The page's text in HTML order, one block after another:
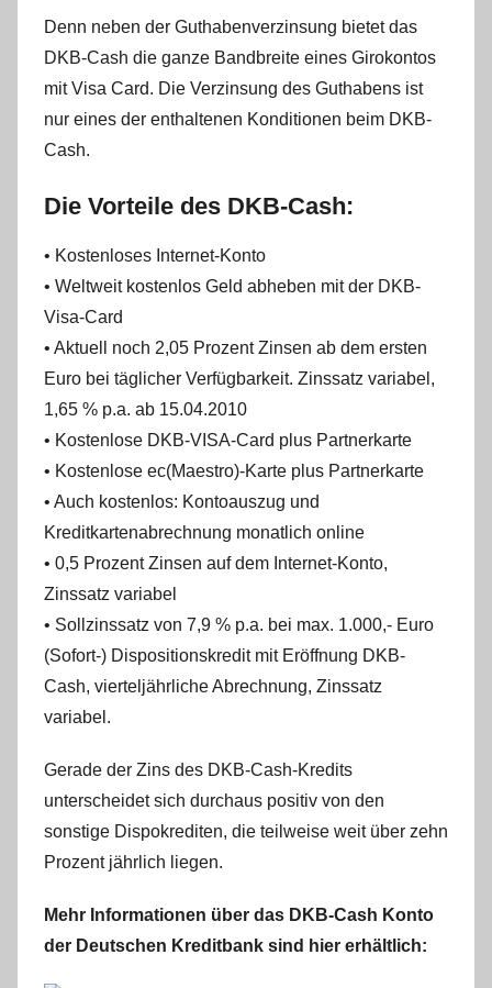
Denn neben der Guthabenverzinsung bietet das
DKB-Cash die ganze Bandbreite eines Girokontos
mit Visa Card. Die Verzinsung des Guthabens ist
nur eines der enthaltenen Konditionen beim DKB-
Cash.
Die Vorteile des DKB-Cash:
• Kostenloses Internet-Konto
• Weltweit kostenlos Geld abheben mit der DKB-
Visa-Card
• Aktuell noch 2,05 Prozent Zinsen ab dem ersten
Euro bei täglicher Verfügbarkeit. Zinssatz variabel,
1,65 % p.a. ab 15.04.2010
• Kostenlose DKB-VISA-Card plus Partnerkarte
• Kostenlose ec(Maestro)-Karte plus Partnerkarte
• Auch kostenlos: Kontoauszug und
Kreditkartenabrechnung monatlich online
• 0,5 Prozent Zinsen auf dem Internet-Konto,
Zinssatz variabel
• Sollzinssatz von 7,9 % p.a. bei max. 1.000,- Euro
(Sofort-) Dispositionskredit mit Eröffnung DKB-
Cash, vierteljährliche Abrechnung, Zinssatz
variabel.
Gerade der Zins des DKB-Cash-Kredits
unterscheidet sich durchaus positiv von den
sonstige Dispokrediten, die teilweise weit über zehn
Prozent jährlich liegen.
Mehr Informationen über das DKB-Cash Konto
der Deutschen Kreditbank sind hier erhältlich: